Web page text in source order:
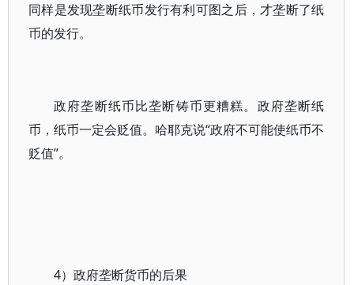
同样是发现垄断纸币发行有利可图之后，才垄断了纸
币的发行。
政府垄断纸币比垄断铸币更糟糕。政府垄断纸
币，纸币一定会贬值。哈耶克说“政府不可能使纸币不
贬值”。
4）政府垄断货币的后果